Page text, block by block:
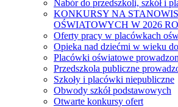
Nabór do przedszkoli, szkół i
KONKURSY NA
OŚWIATOWYCH W 2026
Oferty pracy w placówkach
Opieka nad dziećmi w wieku
Placówki oświatowe
Przedszkola publiczne
Szkoły i placówki niepubliczne
Obwody szkół podstawowych
Otwarte konkursy ofert